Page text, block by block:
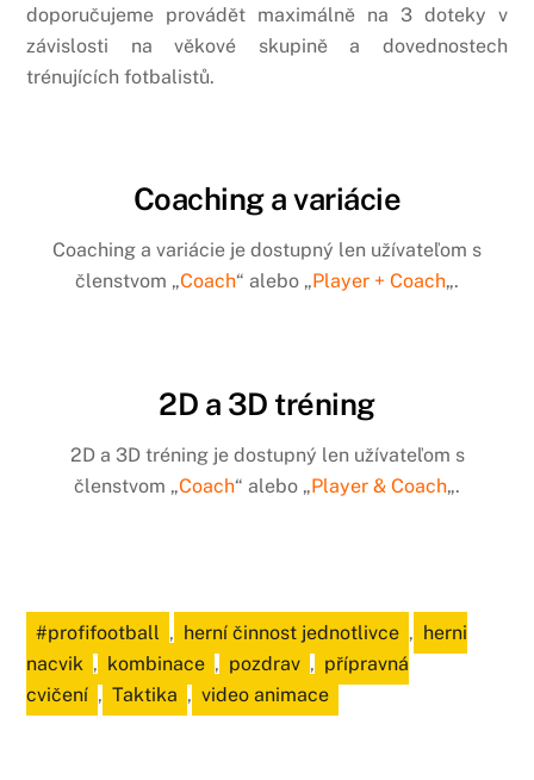
doporučujeme provádět maximálně na 3 doteky v
závislosti na věkové skupině a dovednostech
trénujících fotbalistů.
Coaching a variácie
Coaching a variácie je dostupný len užívateľom s
členstvom „Coach“ alebo „Player + Coach„.
2D a 3D tréning
2D a 3D tréning je dostupný len užívateľom s
členstvom „Coach“ alebo „Player & Coach„.
#profifootball , herní činnost jednotlivce , herni
nacvik , kombinace , pozdrav , přípravná
cvičení , Taktika , video animace